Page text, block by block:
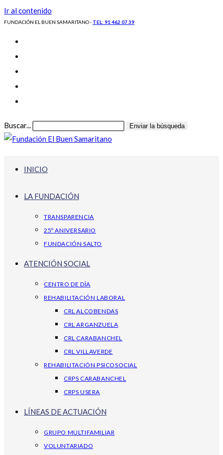
Ir al contenido
FUNDACIÓN EL BUEN SAMARITANO - TEL: 91 462 07 39
Buscar... Enviar la búsqueda
INICIO
LA FUNDACIÓN
TRANSPARENCIA
25º ANIVERSARIO
FUNDACIÓN SALTO
ATENCIÓN SOCIAL
CENTRO DE DÍA
REHABILITACIÓN LABORAL
CRL ALCOBENDAS
CRL ARGANZUELA
CRL CARABANCHEL
CRL VILLAVERDE
REHABILITACIÓN PSICOSOCIAL
CRPS CARABANCHEL
CRPS USERA
LÍNEAS DE ACTUACIÓN
GRUPO MULTIFAMILIAR
VOLUNTARIADO